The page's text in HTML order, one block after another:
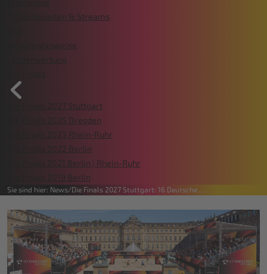
TV Sendezeiten & Streams
Verkehrshinweise
Länderwertung
Die Finals 2027 Stuttgart
Die Finals 2025 Dresden
Die Finals 2023 Rhein-Ruhr
Die Finals 2022 Berlin
Die Finals 2021 Berlin | Rhein-Ruhr
Die Finals 2019 Berlin
Sie sind hier: News Die Finals 2027 Stuttgart: 16 Deutsche …